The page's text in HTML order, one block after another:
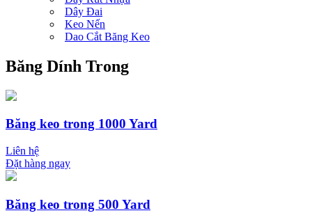
Dây Đai
Keo Nến
Dao Cắt Băng Keo
Băng Dính Trong
Băng keo trong 1000 Yard
Liên hệ
Đặt hàng ngay
Băng keo trong 500 Yard